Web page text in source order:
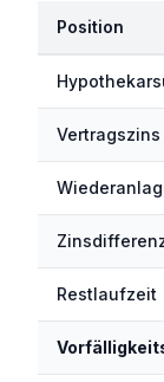
Position
Vertragszins
Restlaufzeit